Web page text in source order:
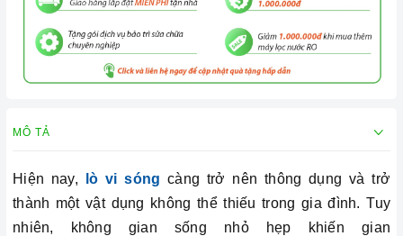
MÔ TẢ
Hiện nay, lò vi sóng càng trở nên thông dụng và trở
thành một vật dụng không thể thiếu trong gia đình. Tuy
nhiên, không gian sống nhỏ hẹp khiến gian